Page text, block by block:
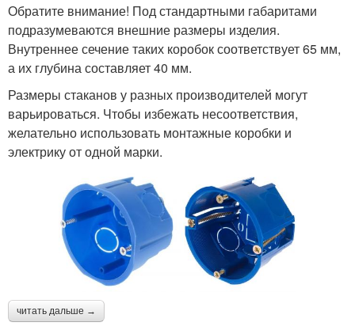
Обратите внимание! Под стандартными габаритами
подразумеваются внешние размеры изделия.
Внутреннее сечение таких коробок соответствует 65 мм,
а их глубина составляет 40 мм.
Размеры стаканов у разных производителей могут
варьироваться. Чтобы избежать несоответствия,
желательно использовать монтажные коробки и
электрику от одной марки.
читать дальше →